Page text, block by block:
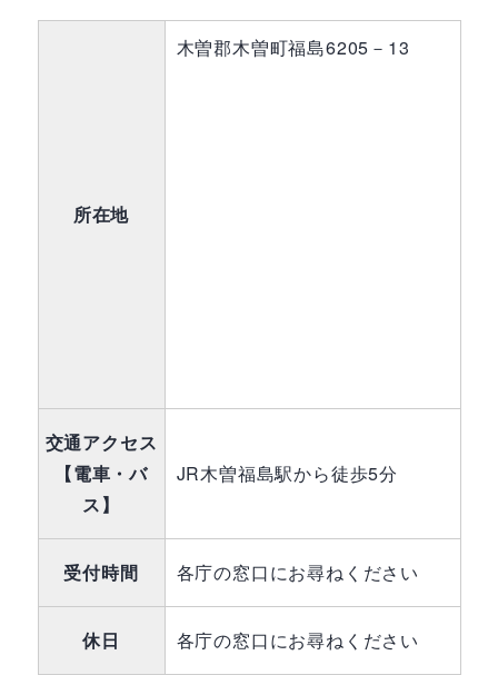
所在地
木曽郡木曽町福島6205－13
交通アクセス
【電車・バ
ス】
JR木曽福島駅から徒歩5分
受付時間 各庁の窓口にお尋ねください
休日 各庁の窓口にお尋ねください